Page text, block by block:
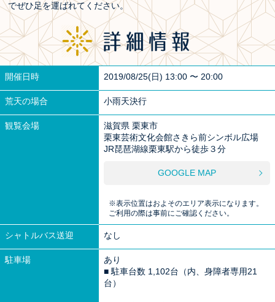
でぜひ足を運ばれてください。
開催日時 2019/08/25(日) 13:00 〜 20:00
荒天の場合 小雨天決行
観覧会場
滋賀県 栗東市
栗東芸術文化会館さきら前シンボル広場
JR琵琶湖線栗東駅から徒歩３分
GOOGLE MAP
※表示位置はおよそのエリア表示になります。
ご利用の際は事前にご確認ください。
シャトルバス送迎 なし
駐車場
あり
■ 駐車台数 1,102台（内、身障者専用21
台）